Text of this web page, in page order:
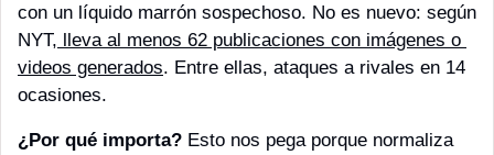
con un líquido marrón sospechoso. No es nuevo: según
NYT, lleva al menos 62 publicaciones con imágenes o
videos generados. Entre ellas, ataques a rivales en 14
ocasiones.
¿Por qué importa? Esto nos pega porque normaliza